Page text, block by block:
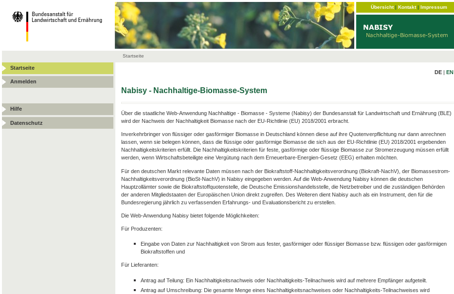
Übersicht| Kontakt| Impressum
Startseite
Startseite
Anmelden
Hilfe
Datenschutz
DE |EN
Nabisy - Nachhaltige-Biomasse-System
Über die staatliche Web-Anwendung Nachhaltige - Biomasse - Systeme (Nabisy) der Bundesanstalt für Landwirtschaft und Ernährung (BLE)
wird der Nachweis der Nachhaltigkeit Biomasse nach der EU-Richtlinie (EU) 2018/2001 erbracht.
Inverkehrbringer von flüssiger oder gasförmiger Biomasse in Deutschland können diese auf ihre Quotenverpflichtung nur dann anrechnen
lassen, wenn sie belegen können, dass die flüssige oder gasförmige Biomasse die sich aus der EU-Richtlinie (EU) 2018/2001 ergebenden
Nachhaltigkeitskriterien erfüllt. Die Nachhaltigkeitskriterien für feste, gasförmige oder flüssige Biomasse zur Stromerzeugung müssen erfüllt
werden, wenn Wirtschaftsbeteiligte eine Vergütung nach dem Erneuerbare-Energien-Gesetz (EEG) erhalten möchten.
Für den deutschen Markt relevante Daten müssen nach der Biokraftstoff-Nachhaltigkeitsverordnung (Biokraft-NachV), der Biomassestrom-
Nachhaltigkeitsverordnung (BioSt-NachV) in Nabisy eingegeben werden. Auf die Web-Anwendung Nabisy können die deutschen
Hauptzollämter sowie die Biokraftstoffquotenstelle, die Deutsche Emissionshandelsstelle, die Netzbetreiber und die zuständigen Behörden
der anderen Mitgliedstaaten der Europäischen Union direkt zugreifen. Des Weiteren dient Nabisy auch als ein Instrument, den für die
Bundesregierung jährlich zu verfassenden Erfahrungs- und Evaluationsbericht zu erstellen.
Die Web-Anwendung Nabisy bietet folgende Möglichkeiten:
Für Produzenten:
Eingabe von Daten zur Nachhaltigkeit von Strom aus fester, gasförmiger oder flüssiger Biomasse bzw. flüssigen oder gasförmigen
Biokraftstoffen und
Für Lieferanten:
Antrag auf Teilung: Ein Nachhaltigkeitsnachweis oder Nachhaltigkeits-Teilnachweis wird auf mehrere Empfänger aufgeteilt.
Antrag auf Umschreibung: Die gesamte Menge eines Nachhaltigkeitsnachweises oder Nachhaltigkeits-Teilnachweises wird